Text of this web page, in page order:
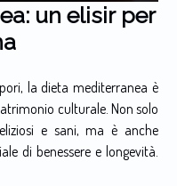
un elisir per
la dieta mediterranea è
culturale. Non solo
e sani, ma è anche
di benessere e longevità.